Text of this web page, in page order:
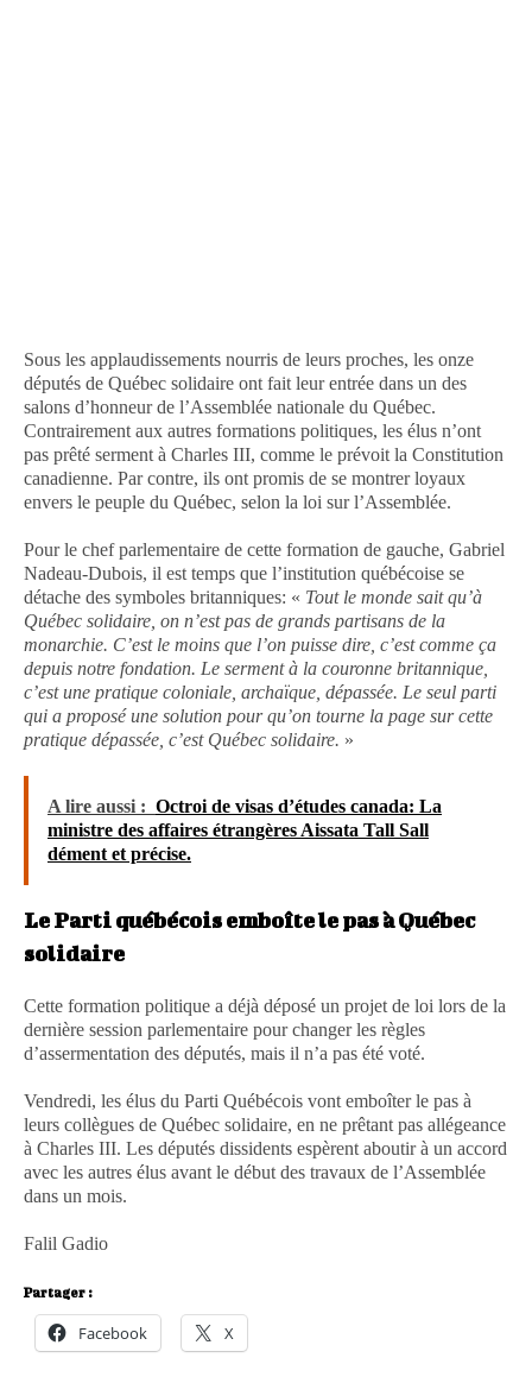
Sous les applaudissements nourris de leurs proches, les onze
députés de Québec solidaire ont fait leur entrée dans un des
salons d’honneur de l’Assemblée nationale du Québec.
Contrairement aux autres formations politiques, les élus n’ont
pas prêté serment à Charles III, comme le prévoit la Constitution
canadienne. Par contre, ils ont promis de se montrer loyaux
envers le peuple du Québec, selon la loi sur l’Assemblée.
Pour le chef parlementaire de cette formation de gauche, Gabriel
Nadeau-Dubois, il est temps que l’institution québécoise se
détache des symboles britanniques: « Tout le monde sait qu’à
Québec solidaire, on n’est pas de grands partisans de la
monarchie. C’est le moins que l’on puisse dire, c’est comme ça
depuis notre fondation. Le serment à la couronne britannique,
c’est une pratique coloniale, archaïque, dépassée. Le seul parti
qui a proposé une solution pour qu’on tourne la page sur cette
pratique dépassée, c’est Québec solidaire. »
A lire aussi : Octroi de visas d’études canada: La
ministre des affaires étrangères Aissata Tall Sall
dément et précise.
Le Parti québécois emboîte le pas à Québec
solidaire
Cette formation politique a déjà déposé un projet de loi lors de la
dernière session parlementaire pour changer les règles
d’assermentation des députés, mais il n’a pas été voté.
Vendredi, les élus du Parti Québécois vont emboîter le pas à
leurs collègues de Québec solidaire, en ne prêtant pas allégeance
à Charles III. Les députés dissidents espèrent aboutir à un accord
avec les autres élus avant le début des travaux de l’Assemblée
dans un mois.
Falil Gadio
Partager :
Facebook X